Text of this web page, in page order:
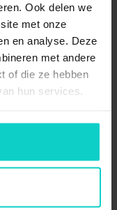
Ook delen we
met onze
en analyse. Deze
met andere
of die ze hebben
hun services.
verzinkt